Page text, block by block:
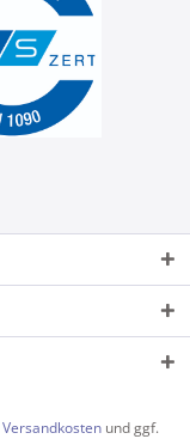
Versandkosten und ggf.